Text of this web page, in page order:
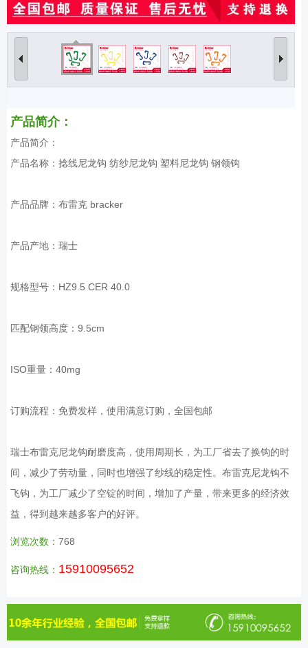
产品简介：
产品简介：
产品名称：捻线尼龙钩 纺纱尼龙钩 塑料尼龙钩 钢领钩
产品品牌：布雷克 bracker
产品产地：瑞士
规格型号：HZ9.5 CER 40.0
匹配钢领高度：9.5cm
ISO重量：40mg
订购流程：免费发样，使用满意订购，全国包邮
瑞士布雷克尼龙钩耐磨度高，使用周期长，为工厂省去了换钩的时
间，减少了劳动量，同时也增强了纱线的稳定性。布雷克尼龙钩不
飞钩，为工厂减少了空锭的时间，增加了产量，带来更多的经济效
益，得到越来越多客户的好评。
浏览次数： 768
咨询热线： 15910095652